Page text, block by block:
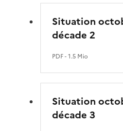
Situation
décade 2
PDF- 1.5 Mio
Situation
décade 3